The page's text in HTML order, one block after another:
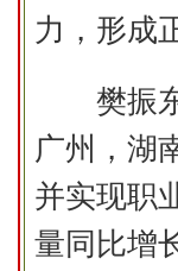
力，形成
樊振东
广州，湖
并实现职
量同比增